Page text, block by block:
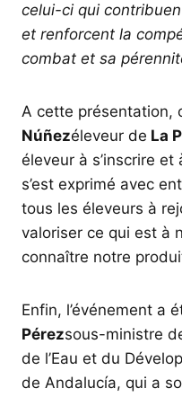
celui-ci qui
et renforcent la
combat et sa
A cette présentation,
Núñezéleveur de La
éleveur à s’inscrire
s’est exprimé avec
tous les éleveurs à
valoriser ce qui est à
connaître notre
Enfin, l’événement a
Pérezsous-ministre
de l’Eau et du
de Andalucía, qui a